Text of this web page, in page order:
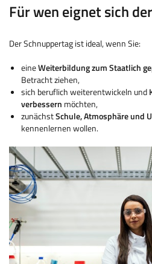
Für wen eignet sich
Der Schnuppertag ist ideal, wenn Sie:
eineWeiterbildung zum Staatlich
Betracht ziehen,
sich beruflich weiterentwickeln und
verbessern möchten,
zunächstSchule, Atmosphäre und
kennenlernen wollen.